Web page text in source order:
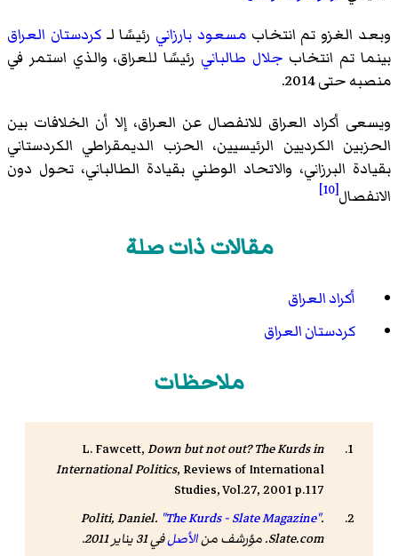
وبعد الغزو تم انتخابمسعود بارزاني رئيسًا لـكردستان العراق
بينما تم انتخاب جلال طالباني رئيسًا للعراق، والذي استمر في
منصبه حتى 2014.
ويسعى أكراد العراق للانفصال عن العراق، إلا أن الخلافات بين
الحزبين الكرديين الرئيسيين، الحزب الديمقراطي الكردستاني
بقيادة البرزاني، والاتحاد الوطني بقيادة الطالباني، تحول دون
الانفصال[10]
مقالات ذات صلة
أكراد العراق
كردستان العراق
ملاحظات
L. Fawcett,Down but not out? The Kurds in
International Politics, Reviews of International
Studies, Vol.27, 2001 p.117
Politi, Daniel. "The Kurds - Slate Magazine".
Slate.com. مؤرشف من
الأصلفي 31 يناير 2011
.